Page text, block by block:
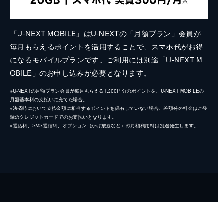
「U-NEXT MOBILE」はU-NEXTの「月額プラン」会員が
毎月もらえるポイントを活用することで、スマホ代がお得
になるモバイルプランです。ご利用には別途「U-NEXT M
OBILE」のお申し込みが必要となります。
※U-NEXTの月額プラン会員が毎月もらえる1,200円分のポイントを、U-NEXT MOBILEの
月額基本料の支払いに充てた場合。
※決済時において支払金額に相当するポイントを保有していない場合、差額分の料金はご登
録のクレジットカードでのお支払いとなります。
※通話料、SMS通信料、オプション（かけ放題など）の月額利用料は別途発生します。